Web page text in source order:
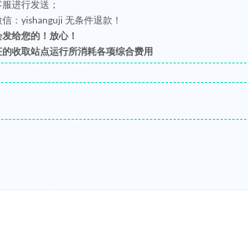
进行发送；
：yishanguji 无条件退款！
给您的！放心！
收取站点运行所消耗各项综合费用